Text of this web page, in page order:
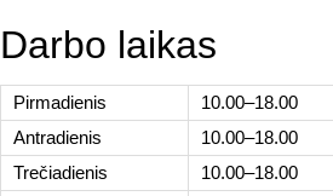
Darbo laikas
Pirmadienis
10.00–18.00
Antradienis
10.00–18.00
Trečiadienis
10.00–18.00